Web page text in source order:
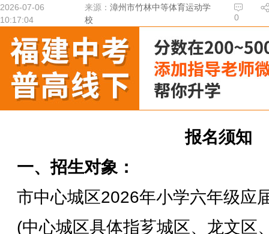
2026-07-06
10:17:04
来源： 漳州市竹林中等体育运动学
校
0
报名须知
一、招生对象：
市中心城区2026年小学六年级应
(中心城区具体指芗城区、龙文区